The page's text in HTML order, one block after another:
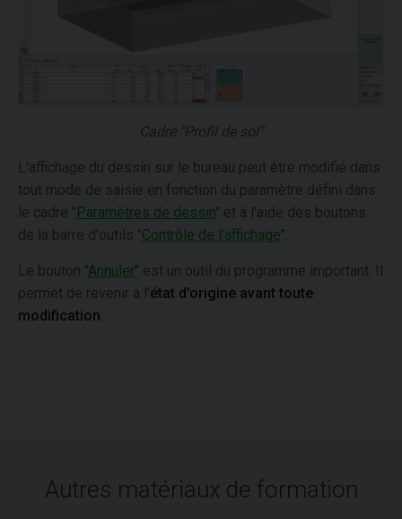
Cadre "Profil de sol"
L'affichage du dessin sur le bureau peut être modifié dans
tout mode de saisie en fonction du paramètre défini dans
le cadre "Paramètres de dessin" et à l'aide des boutons
de la barre d'outils "Contrôle de l'affichage".
Le bouton "Annuler" est un outil du programme important. Il
permet de revenir à l'état d'origine avant toute
modification
Autres matériaux de formation